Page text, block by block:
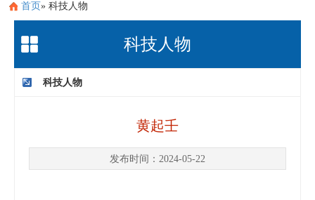
首页» 科技人物
科技人物
科技人物
黄起壬
发布时间：2024-05-22